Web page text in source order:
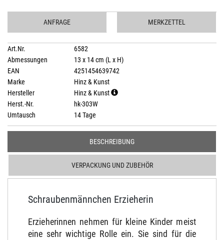
ANFRAGE MERKZETTEL
Art.Nr.
6582
Abmessungen
13 x 14 cm (L x H)
EAN
4251454639742
Marke
Hinz & Kunst
Hersteller
Hinz & Kunst
Herst.-Nr.
hk-303W
Umtausch
14 Tage
BESCHREIBUNG
VERPACKUNG UND ZUBEHÖR
Schraubenmännchen Erzieherin
Erzieherinnen nehmen für kleine Kinder meist
eine sehr wichtige Rolle ein. Sie sind für die